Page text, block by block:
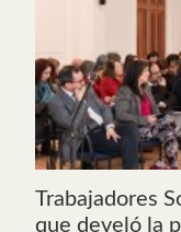
Trabajadores
que develó la